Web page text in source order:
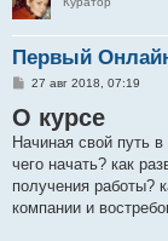
Первый
С
о
б
щ
н
и
27 авг 2018, 07:19
О курсе
Начиная свой путь
чего начать? как
получения работы?
компании и